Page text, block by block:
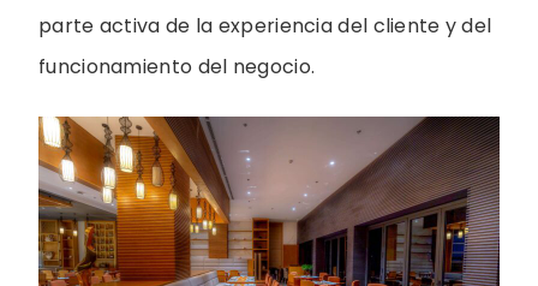
parte activa de la experiencia del cliente y del
funcionamiento del negocio.